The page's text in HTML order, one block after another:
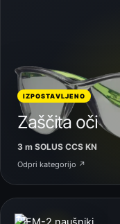
IZPOSTAVLJENO
Zaščita oči
3 m SOLUS CCS KN
Odpri kategorijo ↗
06